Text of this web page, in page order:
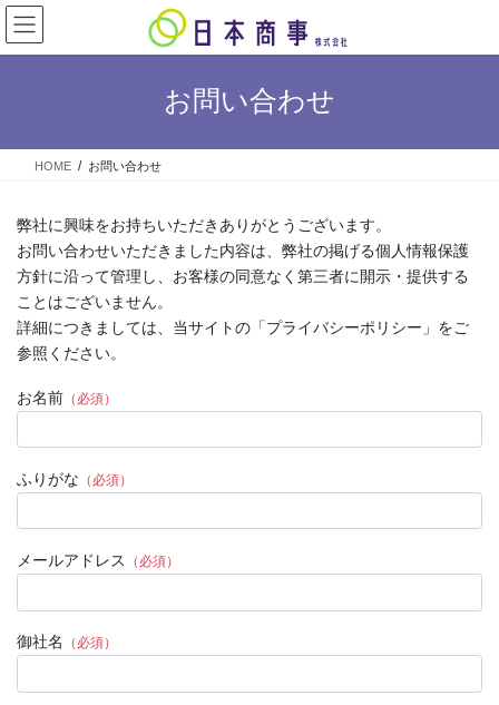
コ
ン
テ
ス
ナ
ビ
ゲ
ン
お問い合わせ
HOME お問い合わせ
弊社に興味をお持ちいただきありがとうございます。
お問い合わせいただきました内容は、弊社の掲げる個人情報保護
方針に沿って管理し、お客様の同意なく第三者に開示・提供する
ことはございません。
詳細につきましては、当サイトの「プライバシーポリシー」をご
参照ください。
お名前 （必須）
ふりがな （必須）
メールアドレス （必須）
御社名 （必須）